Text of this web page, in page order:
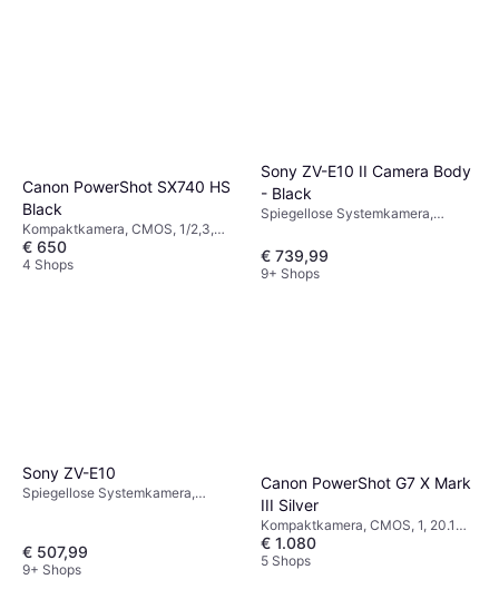
Canon PowerShot SX740 HS
Black
Kompaktkamera, CMOS, 1/2,3,
20.3 MP, Wasserdicht, PictBridge,
Sequenzaufnahme, 299g
€ 650
4 Shops
Sony ZV-E10 II Camera Body
- Black
Spiegellose Systemkamera,
Sequenzaufnahme,
Gesichtserkennung, 377g
€ 739,99
9+ Shops
Sony ZV-E10
Spiegellose Systemkamera,
Gesichtserkennung, 343g
€ 507,99
9+ Shops
Canon PowerShot G7 X Mark
III Silver
Kompaktkamera, CMOS, 1, 20.1
MP, Gesichtserkennung,
PictBridge, Sequenzaufnahme,
€ 1.080
5 Shops